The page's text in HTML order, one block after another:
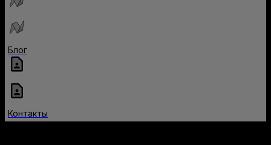
Блог
Контакты